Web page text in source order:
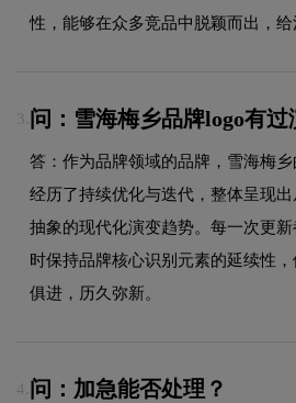
性，能够在众多竞品中脱颖而出，给
3. 问：雪海梅乡品牌logo有过
答：作为品牌领域的品牌，雪海梅
经历了持续优化与迭代，整体呈现
抽象的现代化演变趋势。每一次更
时保持品牌核心识别元素的延续性
俱进，历久弥新。
4. 问：加急能否处理？